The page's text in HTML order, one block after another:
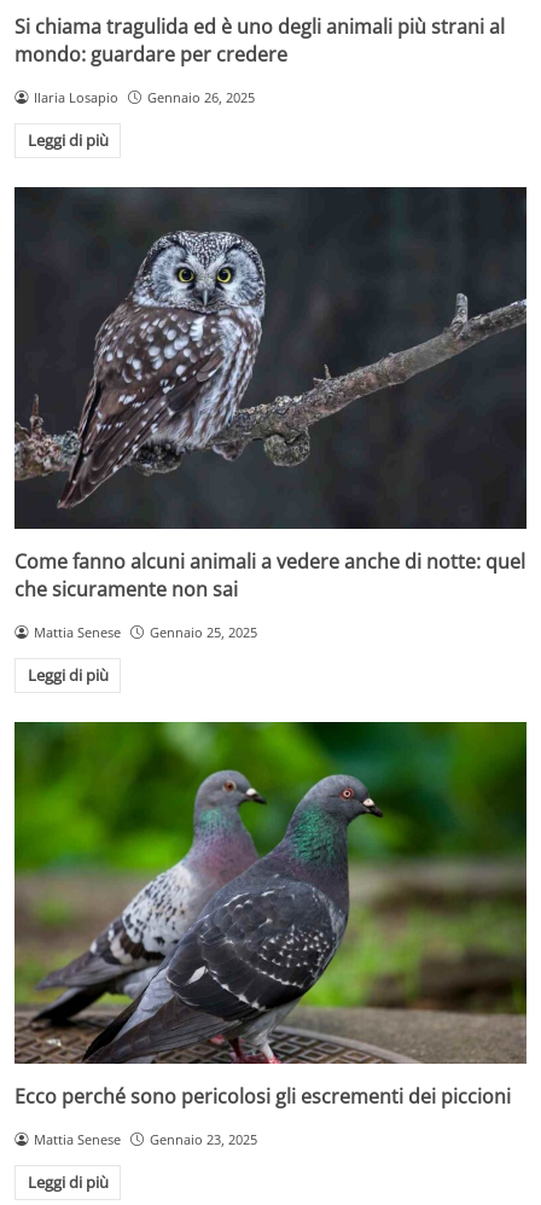
Si chiama tragulida ed è uno degli animali più strani al
mondo: guardare per credere
Ilaria Losapio Gennaio 26, 2025
Leggi di più
Come fanno alcuni animali a vedere anche di notte: quel
che sicuramente non sai
Mattia Senese Gennaio 25, 2025
Leggi di più
Ecco perché sono pericolosi gli escrementi dei piccioni
Mattia Senese Gennaio 23, 2025
Leggi di più